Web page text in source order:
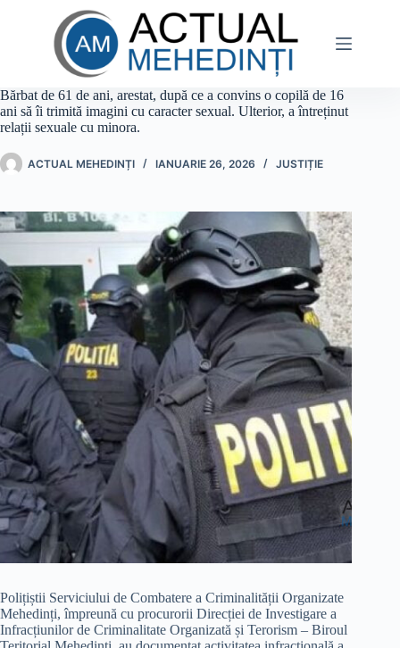
Bărbat de 61 de ani, arestat, după ce a convins o copilă de 16
ani să îi trimită imagini cu caracter sexual. Ulterior, a întreținut
relații sexuale cu minora.
ACTUAL MEHEDINȚI IANUARIE 26, 2026 JUSTIȚIE
Polițiștii Serviciului de Combatere a Criminalității Organizate
Mehedinți, împreună cu procurorii Direcției de Investigare a
Infracțiunilor de Criminalitate Organizată și Terorism – Biroul